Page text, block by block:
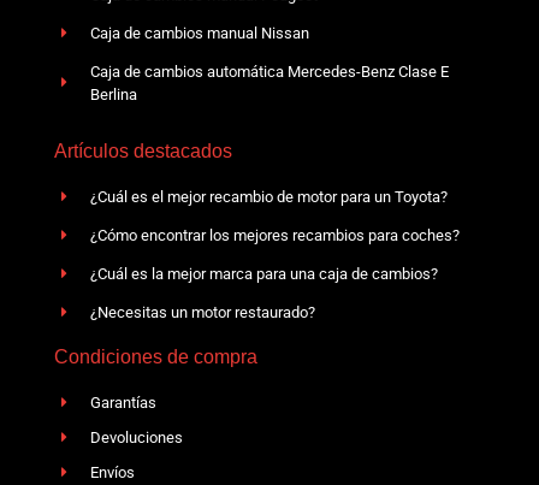
Caja de cambios manual Nissan
Caja de cambios automática Mercedes-Benz Clase E
Berlina
Artículos destacados
¿Cuál es el mejor recambio de motor para un Toyota?
¿Cómo encontrar los mejores recambios para coches?
¿Cuál es la mejor marca para una caja de cambios?
¿Necesitas un motor restaurado?
Condiciones de compra
Garantías
Devoluciones
Envíos